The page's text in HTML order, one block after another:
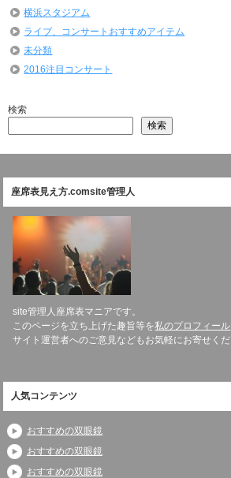
横浜スタジアム
ライブ、コンサートおすすめアイテム
未分類
2016注目コンサート
検索
検索
座席表見え方.comsite管理人
site管理人座席表マニアです。
このページを立ち上げた趣旨等を私のプロフィール
サイト運営者へのご意見などもお気軽にお寄せくだ
人気コンテンツ
おすすめの双眼鏡
おすすめの双眼鏡
おすすめの双眼鏡